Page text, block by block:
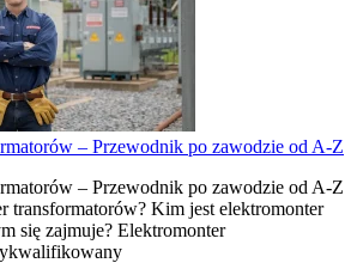
– Przewodnik po zawodzie od A-Z
– Przewodnik po zawodzie od A-Z
transformatorów? Kim jest elektromonter
się zajmuje? Elektromonter